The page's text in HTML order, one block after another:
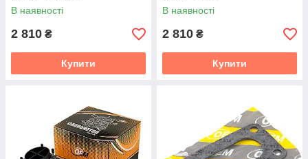
В наявності
2 810 ₴
Купити
В наявності
2 810 ₴
Купити